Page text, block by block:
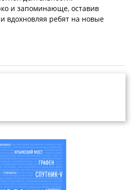
и запоминающе, оставив
вдохновляя ребят на новые